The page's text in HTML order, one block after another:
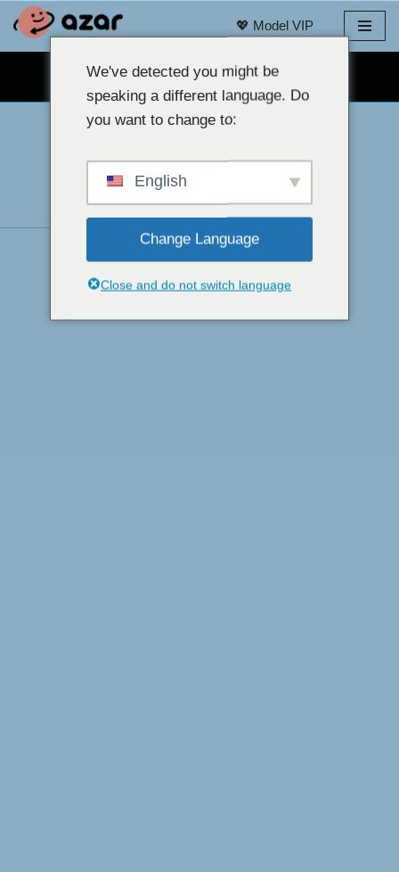
💖 Model VIP
OBROLAN WEBCAM GRATIS 👉
We've detected you might be
speaking a different language. Do
you want to change to:
English
Change Language
Close and do not switch language